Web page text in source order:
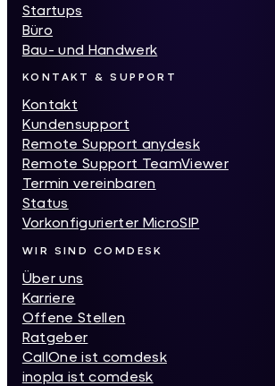
Startups
Büro
Bau- und Handwerk
KONTAKT & SUPPORT
Kontakt
Kundensupport
Remote Support anydesk
Remote Support TeamViewer
Termin vereinbaren
Status
Vorkonfigurierter MicroSIP
WIR SIND COMDESK
Über uns
Karriere
Offene Stellen
Ratgeber
CallOne ist comdesk
inopla ist comdesk